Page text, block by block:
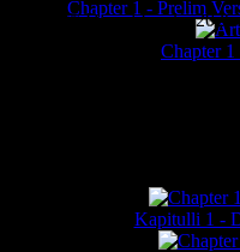
Chapter 1 - Prelim
Chapter
Kapitulli 1 -
website © Daniel Lieske